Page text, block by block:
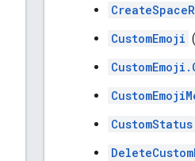
CustomEmoji
CustomStatus